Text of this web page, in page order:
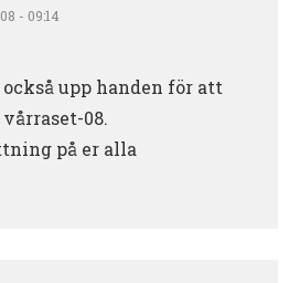
- 09:14
upp handen för att
08.
på er alla